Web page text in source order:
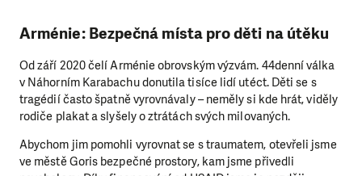
Arménie: Bezpečná místa pro děti na útěku
Od září 2020 čelí Arménie obrovským výzvám. 44denní válka
v Náhorním Karabachu donutila tisíce lidí utéct. Děti se s
tragédií často špatně vyrovnávaly – neměly si kde hrát, viděly
rodiče plakat a slyšely o ztrátách svých milovaných.
Abychom jim pomohli vyrovnat se s traumatem, otevřeli jsme
ve městě Goris bezpečné prostory, kam jsme přivedli